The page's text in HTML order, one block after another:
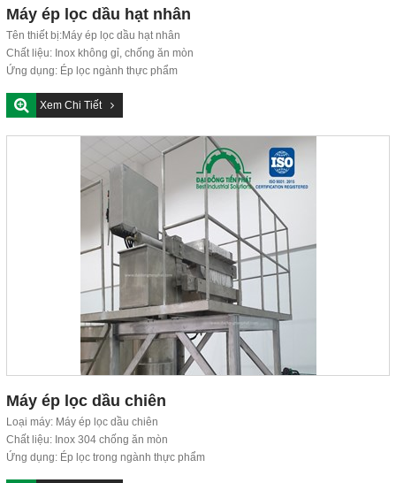
Máy ép lọc dầu hạt nhân
Tên thiết bị:Máy ép lọc dầu hạt nhân
Chất liệu: Inox không gỉ, chống ăn mòn
Ứng dụng: Ép lọc ngành thực phẩm
Xem Chi Tiết
Máy ép lọc dầu chiên
Loại máy: Máy ép lọc dầu chiên
Chất liệu: Inox 304 chống ăn mòn
Ứng dụng: Ép lọc trong ngành thực phẩm